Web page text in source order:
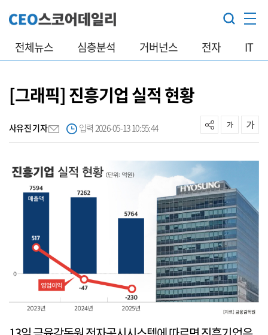
전체뉴스 심층분석 거버넌스 전자 IT
[그래픽] 진흥기업 실적 현황
사유진 기자 입력 2026-05-13 10:55:44